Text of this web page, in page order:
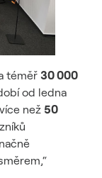
téměř 30 000
od ledna
než 50